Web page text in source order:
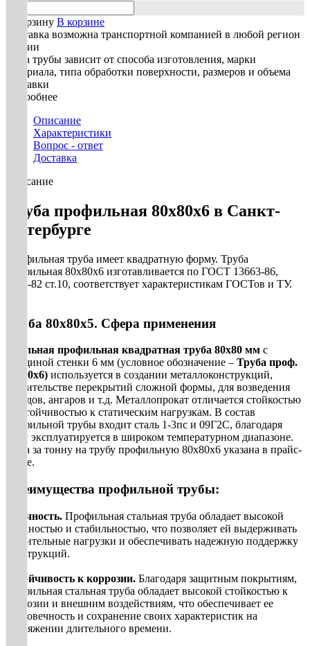
В корзину В корзине
Доставка возможна транспортной компанией в любой регион
России
Цена трубы зависит от способа изготовления, марки
материала, типа обработки поверхности, размеров и объема
поставки
Подробнее
Описание
Характеристики
Вопрос - ответ
Доставка
Описание
Труба профильная 80х80х6 в Санкт-
Петербурге
Профильная труба имеет квадратную форму. Труба
профильная 80х80х6 изготавливается по ГОСТ 13663-86,
8639-82 ст.10, соответствует характеристикам ГОСТов и ТУ.
Труба 80х80х5. Сфера применения
Стальная профильная квадратная труба 80х80 мм с
толщиной стенки 6 мм (условное обозначение – Труба проф.
80х80х6) используется в создании металлоконструкций,
строительстве перекрытий сложной формы, для возведения
складов, ангаров и т.д. Металлопрокат отличается стойкостью
и устойчивостью к статическим нагрузкам. В состав
профильной трубы входит сталь 1-3пс и 09Г2С, благодаря
чему эксплуатируется в широком температурном диапазоне.
Цена за тонну на трубу профильную 80х80х6 указана в прайс-
листе.
Преимущества профильной трубы:
Прочность. Профильная стальная труба обладает высокой
прочностью и стабильностью, что позволяет ей выдерживать
значительные нагрузки и обеспечивать надежную поддержку
конструкций.
Устойчивость к коррозии. Благодаря защитным покрытиям,
профильная стальная труба обладает высокой стойкостью к
коррозии и внешним воздействиям, что обеспечивает ее
долговечность и сохранение своих характеристик на
протяжении длительного времени.